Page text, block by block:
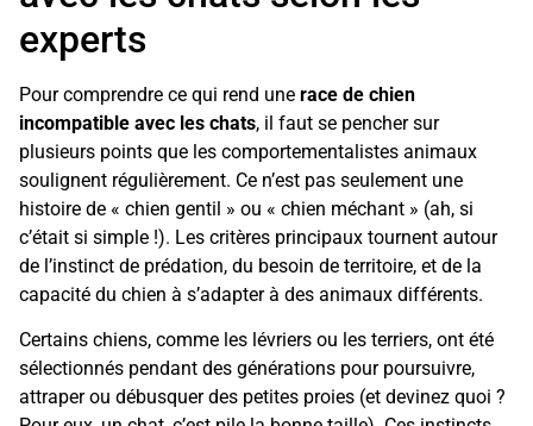
experts
Pour comprendre ce qui rend une race de chien
incompatible avec les chats, il faut se pencher sur
plusieurs points que les comportementalistes animaux
soulignent régulièrement. Ce n’est pas seulement une
histoire de « chien gentil » ou « chien méchant » (ah, si
c’était si simple !). Les critères principaux tournent autour
de l’instinct de prédation, du besoin de territoire, et de la
capacité du chien à s’adapter à des animaux différents.
Certains chiens, comme les lévriers ou les terriers, ont été
sélectionnés pendant des générations pour poursuivre,
attraper ou débusquer des petites proies (et devinez quoi ?